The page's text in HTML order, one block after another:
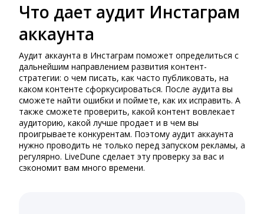
Что дает аудит Инстаграм
аккаунта
Аудит аккаунта в Инстаграм поможет определиться с
дальнейшим направлением развития контент-
стратегии: о чем писать, как часто публиковать, на
каком контенте сфоркусироваться. После аудита вы
сможете найти ошибки и поймете, как их исправить. А
также сможете проверить, какой контент вовлекает
аудиторию, какой лучше продает и в чем вы
проигрываете конкурентам. Поэтому аудит аккаунта
нужно проводить не только перед запуском рекламы, а
регулярно. LiveDune сделает эту проверку за вас и
сэкономит вам много времени.